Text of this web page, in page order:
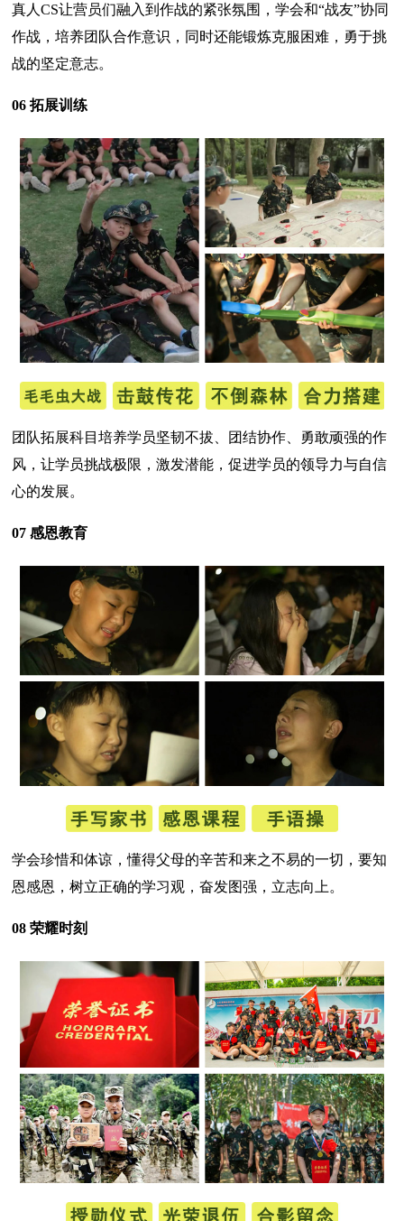
真人CS让营员们融入到作战的紧张氛围，学会和“战友”协同
作战，培养团队合作意识，同时还能锻炼克服困难，勇于挑
战的坚定意志。
06 拓展训练
团队拓展科目培养学员坚韧不拔、团结协作、勇敢顽强的作
风，让学员挑战极限，激发潜能，促进学员的领导力与自信
心的发展。
07 感恩教育
学会珍惜和体谅，懂得父母的辛苦和来之不易的一切，要知
恩感恩，树立正确的学习观，奋发图强，立志向上。
08 荣耀时刻